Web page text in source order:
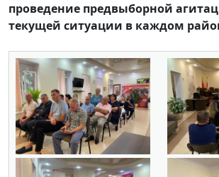
проведение предвыборной
текущей ситуации в каждом